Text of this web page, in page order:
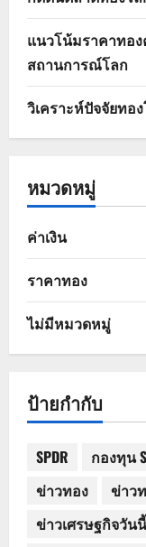
แนวโน้มราคาทอง
สถานการณ์โลก
วิเคราะห์ปัจจัยทอ
หมวดหมู่
ค่าเงิน
ราคาทอง
ไม่มีหมวดหมู่
ป้ายกำกับ
SPDR กองทุน
ข่าวทอง
ข่าว
ข่าวเศรษฐกิจวันนี้